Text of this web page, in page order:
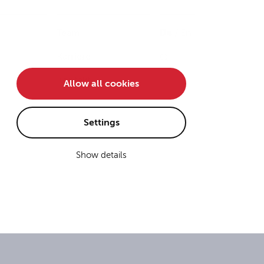
Allow all cookies
Settings
Show details
Kontakt